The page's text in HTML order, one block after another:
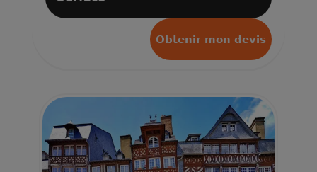
Obtenir mon devis